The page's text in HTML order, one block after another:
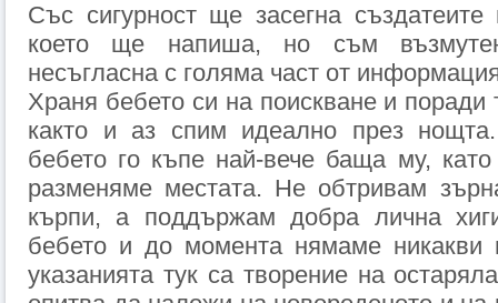
Със сигурност ще засегна
което ще напиша, но съм
несъгласна с голяма част от
Храня бебето си на поискване и поради
както и аз спим идеално през
бебето го къпе най-вече баща му,
разменяме местата. Не обтривам
кърпи, а поддържам добра лична
бебето и до момента нямаме никакви
указанията тук са творение на